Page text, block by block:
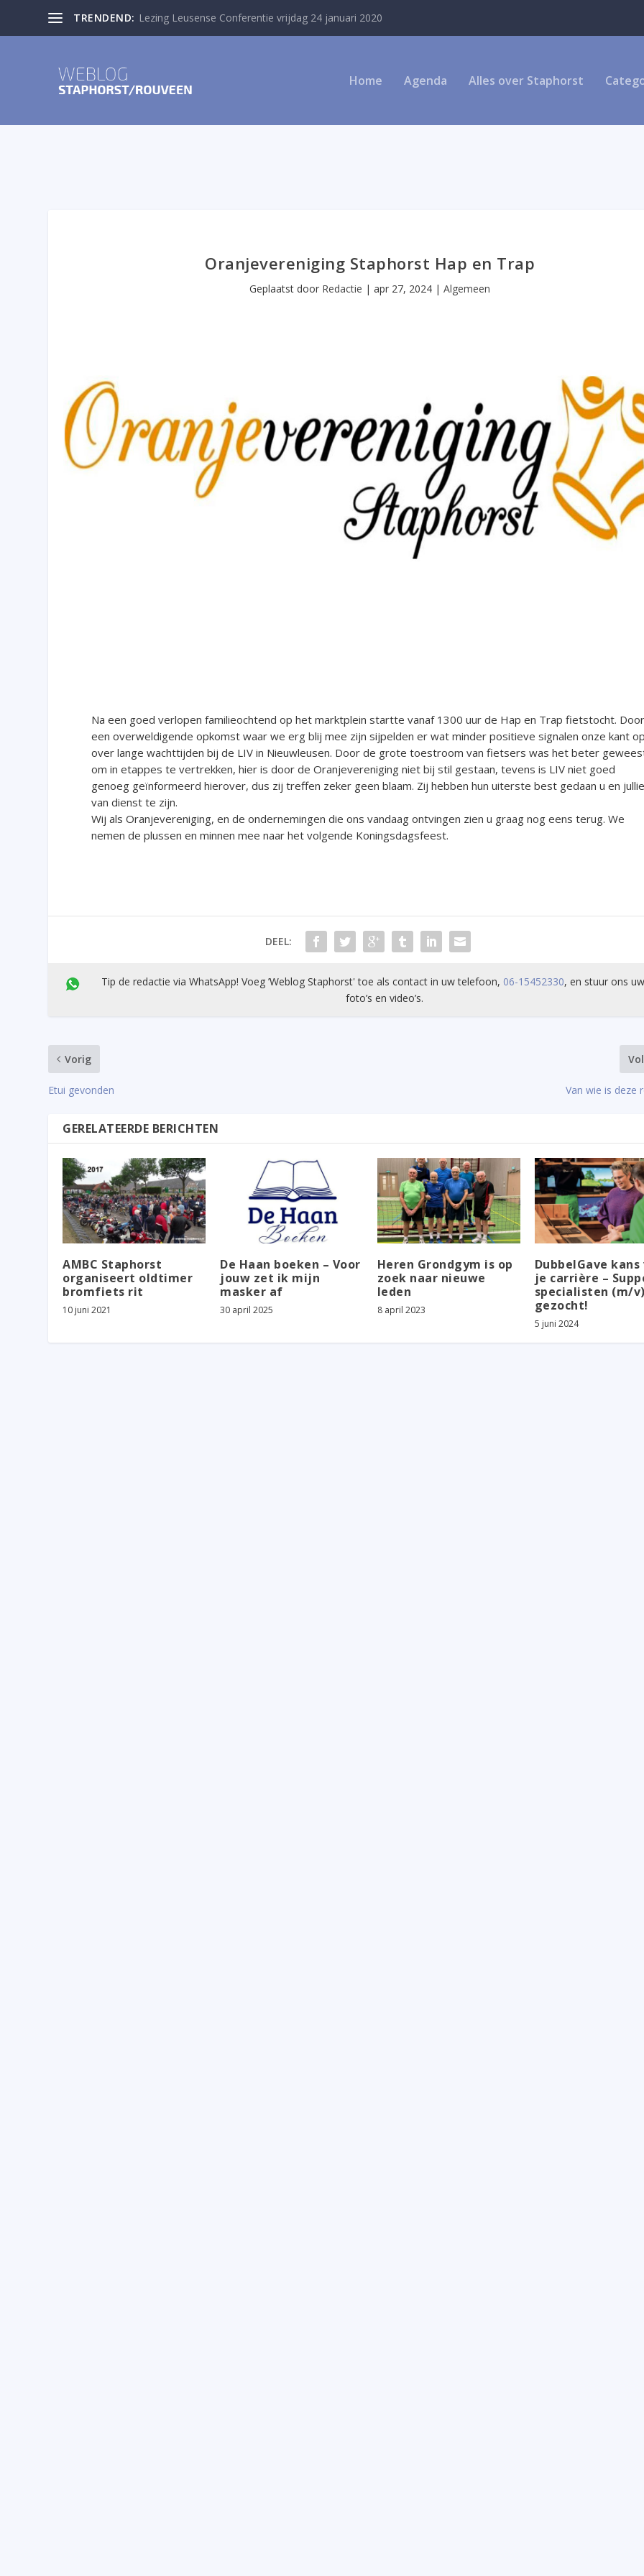
TRENDEND: Lezing Leusense Conferentie vrijdag 24 januari 2020
Home Agenda Alles over Staphorst
Oranjevereniging Staphorst Hap en Trap
Geplaatst door Redactie |apr 27, 2024 |Algemeen
Na een goed verlopen familieochtend op het marktplein startte vanaf 1300 uur de Hap en Trap fietstocht.
een overweldigende opkomst waar we erg blij mee zijn sijpelden er wat minder positieve signalen onze kant
over lange wachttijden bij de LIV in Nieuwleusen. Door de grote toestroom van fietsers was het beter
om in etappes te vertrekken, hier is door de Oranjevereniging niet bij stil gestaan, tevens is LIV niet goed
genoeg geïnformeerd hierover, dus zij treffen zeker geen blaam. Zij hebben hun uiterste best gedaan u en
van dienst te zijn.
Wij als Oranjevereniging, en de ondernemingen die ons vandaag ontvingen zien u graag nog eens terug. We
nemen de plussen en minnen mee naar het volgende Koningsdagsfeest.
DEEL:
Tip de redactie via WhatsApp! Voeg ’Weblog Staphorst' toe als contact in uw telefoon, 06-15452330, en stuur ons
foto’s en video’s.
Vorig
Etui gevonden Van wie is deze
GERELATEERDE BERICHTEN
AMBC Staphorst
organiseert oldtimer
bromfiets rit
10 juni 2021
De Haan boeken – Voor
jouw zet ik mijn
masker af
30 april 2025
Heren Grondgym is op
zoek naar nieuwe
leden
8 april 2023
DubbelGave
je carrière –
specialisten (m/
gezocht!
5 juni 2024